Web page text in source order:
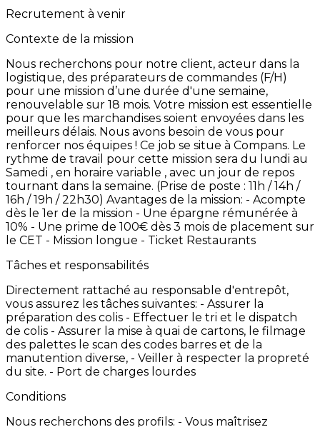
Recrutement à venir
Contexte de la mission
Nous recherchons pour notre client, acteur dans la
logistique, des préparateurs de commandes (F/H)
pour une mission d’une durée d'une semaine,
renouvelable sur 18 mois. Votre mission est essentielle
pour que les marchandises soient envoyées dans les
meilleurs délais. Nous avons besoin de vous pour
renforcer nos équipes ! Ce job se situe à Compans. Le
rythme de travail pour cette mission sera du lundi au
Samedi , en horaire variable , avec un jour de repos
tournant dans la semaine. (Prise de poste : 11h /14h /
16h /19h /22h30) Avantages de la mission: - Acompte
dès le 1er de la mission - Une épargne rémunérée à
10% - Une prime de 100€ dès 3 mois de placement sur
le CET - Mission longue - Ticket Restaurants
Tâches et responsabilités
Directement rattaché au responsable d'entrepôt,
vous assurez les tâches suivantes: - Assurer la
préparation des colis - Effectuer le tri et le dispatch
de colis - Assurer la mise à quai de cartons, le filmage
des palettes le scan des codes barres et de la
manutention diverse, - Veiller à respecter la propreté
du site. - Port de charges lourdes
Conditions
Nous recherchons des profils: - Vous maîtrisez